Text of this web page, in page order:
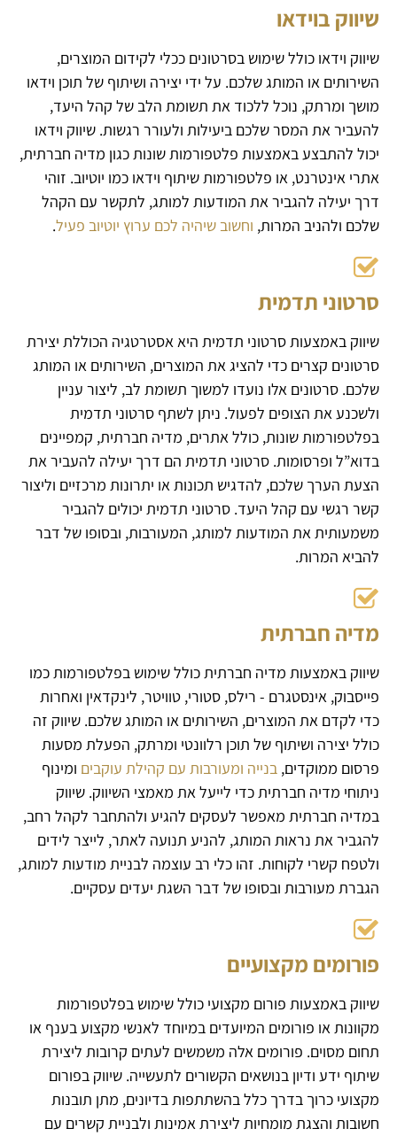
שיווק בוידאו
שיווק וידאו כולל שימוש בסרטונים ככלי לקידום המוצרים,
השירותים או המותג שלכם. על ידי יצירה ושיתוף של תוכן וידאו
מושך ומרתק, נוכל ללכוד את תשומת הלב של קהל היעד,
להעביר את המסר שלכם ביעילות ולעורר רגשות. שיווק וידאו
יכול להתבצע באמצעות פלטפורמות שונות כגון מדיה חברתית,
אתרי אינטרנט, או פלטפורמות שיתוף וידאו כמו יוטיוב. זוהי
דרך יעילה להגביר את המודעות למותג, לתקשר עם הקהל
שלכם ולהניב המרות, וחשוב שיהיה לכם ערוץ יוטיוב פעיל.
סרטוני תדמית
שיווק באמצעות סרטוני תדמית היא אסטרטגיה הכוללת יצירת
סרטונים קצרים כדי להציג את המוצרים, השירותים או המותג
שלכם. סרטונים אלו נועדו למשוך תשומת לב, ליצור עניין
ולשכנע את הצופים לפעול. ניתן לשתף סרטוני תדמית
בפלטפורמות שונות, כולל אתרים, מדיה חברתית, קמפיינים
בדוא”ל ופרסומות. סרטוני תדמית הם דרך יעילה להעביר את
הצעת הערך שלכם, להדגיש תכונות או יתרונות מרכזיים וליצור
קשר רגשי עם קהל היעד. סרטוני תדמית יכולים להגביר
משמעותית את המודעות למותג, המעורבות, ובסופו של דבר
להביא המרות.
מדיה חברתית
שיווק באמצעות מדיה חברתית כולל שימוש בפלטפורמות כמו
פייסבוק, אינסטגרם - רילס, סטורי, טוויטר, לינקדאין ואחרות
כדי לקדם את המוצרים, השירותים או המותג שלכם. שיווק זה
כולל יצירה ושיתוף של תוכן רלוונטי ומרתק, הפעלת מסעות
פרסום ממוקדים, בנייה ומעורבות עם קהילת עוקבים ומינוף
ניתוחי מדיה חברתית כדי לייעל את מאמצי השיווק. שיווק
במדיה חברתית מאפשר לעסקים להגיע ולהתחבר לקהל רחב,
להגביר את נראות המותג, להניע תנועה לאתר, לייצר לידים
ולטפח קשרי לקוחות. זהו כלי רב עוצמה לבניית מודעות למותג,
הגברת מעורבות ובסופו של דבר השגת יעדים עסקיים.
פורומים מקצועיים
שיווק באמצעות פורום מקצועי כולל שימוש בפלטפורמות
מקוונות או פורומים המיועדים במיוחד לאנשי מקצוע בענף או
תחום מסוים. פורומים אלה משמשים לעתים קרובות ליצירת
שיתוף ידע ודיון בנושאים הקשורים לתעשייה. שיווק בפורום
מקצועי כרוך בדרך כלל בהשתתפות בדיונים, מתן תובנות
חשובות והצגת מומחיות ליצירת אמינות ולבניית קשרים עם